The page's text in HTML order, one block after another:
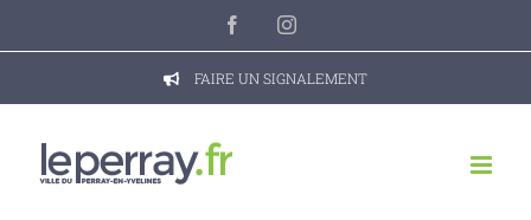
FacebookInstagram
FAIRE UN SIGNALEMENT